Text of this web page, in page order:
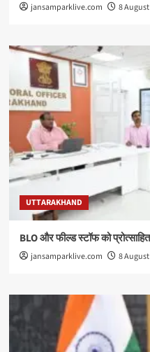
jansamparklive.com 8
UTTARAKHAND
BLO और फील्ड स्टॉफ को
jansamparklive.com 8